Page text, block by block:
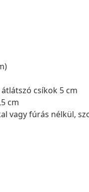
csíkok 5 cm
cm
vagy fúrás nélkül,